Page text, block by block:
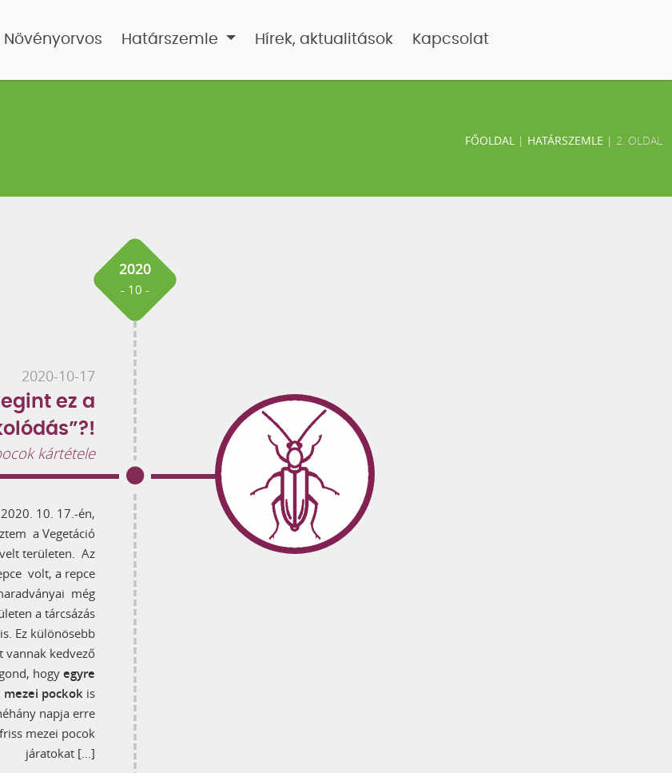
Növényorvos Határszemle Hírek, aktualitások Kapcsolat
FŐOLDAL | HATÁRSZEMLE | 2. OLDAL
2020
- 10 -
2020-10-17
ez a
kártétele
10. 17.-én,
a Vegetáció
területen. Az
volt, a repce
még
a tárcsázás
Ez különösebb
kedvező
hogy egyre
pockok is
napja erre
mezei pocok
járatokat [...]